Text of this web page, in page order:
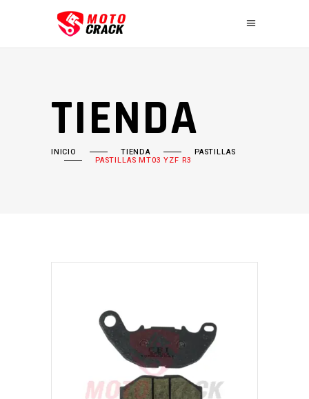
TIENDA
INICIO TIENDA PASTILLAS
PASTILLAS MT03 YZF R3